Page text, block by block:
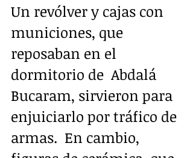
Un revólver y cajas con
municiones, que
reposaban en el
dormitorio de  Abdalá
Bucaram, sirvieron para
enjuiciarlo por tráfico de
armas.  En cambio,